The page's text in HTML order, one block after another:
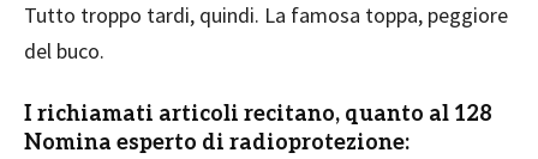
Tutto troppo tardi, quindi. La famosa toppa, peggiore
del buco.
I richiamati articoli recitano, quanto al 128
Nomina esperto di radioprotezione: